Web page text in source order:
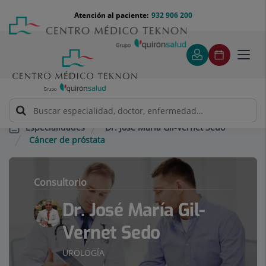
contenido
Menú
teléfono
cabecera
932 906 200
Atención al paciente:
Especialidades
Dr. José María Gil-Vernet Sedo
Cáncer de próstata
Consultorio
Dr. José María Gil-
Vernet Sedo
UROLOGÍA